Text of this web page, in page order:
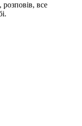
все